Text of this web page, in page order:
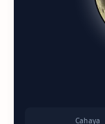
Cahaya